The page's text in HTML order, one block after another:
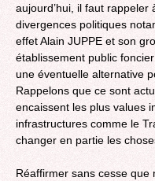
aujourd’hui, il faut
divergences politiques
effet Alain JUPPE et son
établissement public
une éventuelle alternative
Rappelons que ce sont
encaissent les plus values
infrastructures comme le
changer en partie les
Réaffirmer sans cesse que